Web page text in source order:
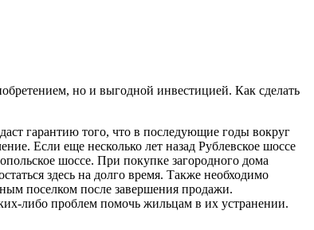
но и выгодной инвестицией. Как сделать
гарантию того, что в последующие годы вокруг
Если еще несколько лет назад Рублевское шоссе
шоссе. При покупке загородного дома
здесь на долго время. Также необходимо
поселком после завершения продажи.
либо проблем помочь жильцам в их устранении.